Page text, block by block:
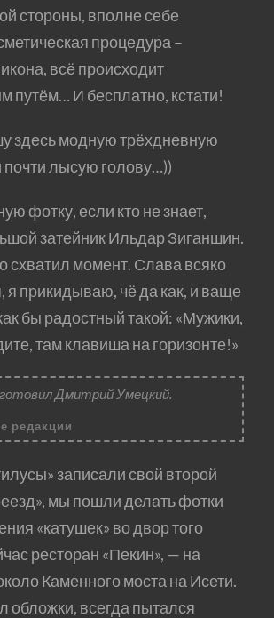
стороны, вполне себе
процедура –
всё происходит
путём… И бесплатно, кстати!
здесь модную трёхдневную
почти лысую голову…))
фотку, если кто не знает,
затейник Ильдар Зиганшин.
схватил момент. Слава всяко
я прикидываю, чё да как, и ваще
бы радостный такой: «Мужики,
там клавиша на горизонте!»
Дмитрий Умецкий.
редакции
записали свой второй
мы пошли делать фотки
«катушек» во двор того
ресторан «Пекин», — на
Каменного моста на Исети.
обложки, всегда пытался